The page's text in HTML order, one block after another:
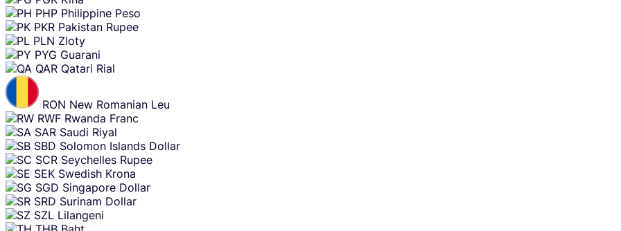
PHP Philippine Peso
PKR Pakistan Rupee
PLN Zloty
PYG Guarani
QAR Qatari Rial
RON New Romanian Leu
RWF Rwanda Franc
SAR Saudi Riyal
SBD Solomon Islands Dollar
SCR Seychelles Rupee
SEK Swedish Krona
SGD Singapore Dollar
SRD Surinam Dollar
SZL Lilangeni